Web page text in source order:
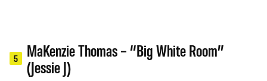
5
MaKenzie Thomas – “Big White Room”
(Jessie J)